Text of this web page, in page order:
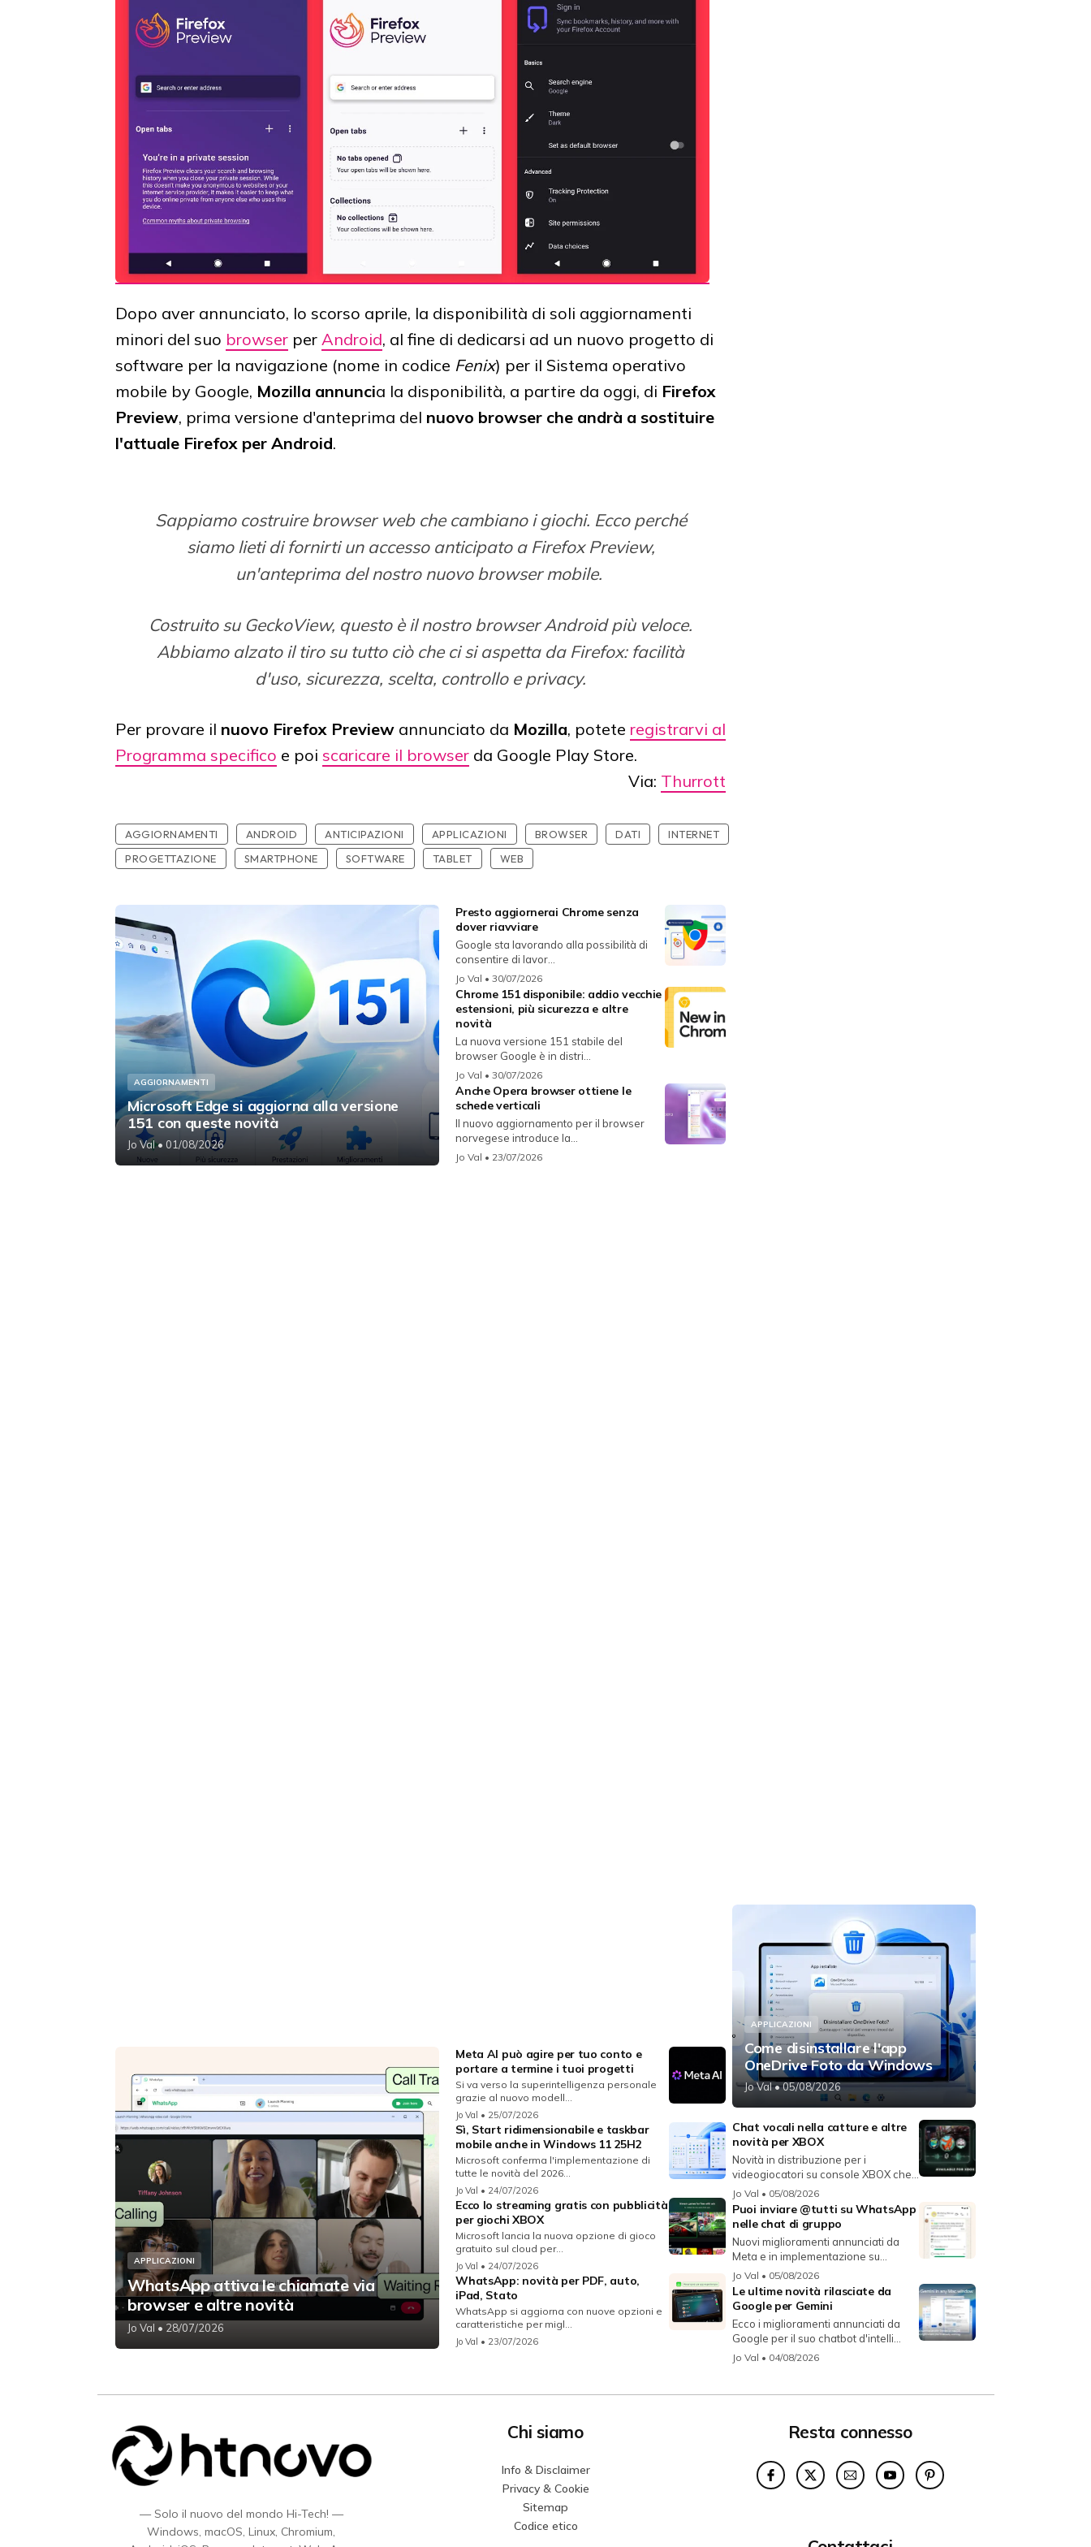
Dopo aver annunciato, lo scorso aprile, la disponibilità di soli aggiornamenti
minori del suo browser per Android, al fine di dedicarsi ad un nuovo progetto di
software per la navigazione (nome in codice Fenix) per il Sistema operativo
mobile by Google, Mozilla annuncia la disponibilità, a partire da oggi, di Firefox
Preview, prima versione d'anteprima del nuovo browser che andrà a sostituire
l'attuale Firefox per Android.
Sappiamo costruire browser web che cambiano i giochi. Ecco perché
siamo lieti di fornirti un accesso anticipato a Firefox Preview,
un'anteprima del nostro nuovo browser mobile.
Costruito su GeckoView, questo è il nostro browser Android più veloce.
Abbiamo alzato il tiro su tutto ciò che ci si aspetta da Firefox: facilità
d'uso, sicurezza, scelta, controllo e privacy.
Per provare il nuovo Firefox Preview annunciato da Mozilla, potete registrarvi al
Programma specifico e poi scaricare il browser da Google Play Store.
Via: Thurrott
AGGIORNAMENTI ANDROID ANTICIPAZIONI APPLICAZIONI BROWSER DATI
INTERNET
PROGETTAZIONE
SMARTPHONE SOFTWARE TABLET WEB
AGGIORNAMENTI
Microsoft Edge si aggiorna alla versione
151 con queste novità
Jo Val• 01/08/2026
Presto aggiornerai Chrome senza
dover riavviare
Google sta lavorando alla possibilità di
consentire di lavor...
Jo Val • 30/07/2026
Chrome 151 disponibile: addio vecchie
estensioni, più sicurezza e altre
novità
La nuova versione 151 stabile del
browser Google è in distri...
Jo Val • 30/07/2026
Anche Opera browser ottiene le
schede verticali
Il nuovo aggiornamento per il browser
norvegese introduce la...
Jo Val • 23/07/2026
APPLICAZIONI
WhatsApp attiva le chiamate via
browser e altre novità
Jo Val • 28/07/2026
Meta AI può agire per tuo conto e
portare a termine i tuoi progetti
Si va verso la superintelligenza personale
grazie al nuovo modell...
Jo Val • 25/07/2026
Sì, Start ridimensionabile e taskbar
mobile anche in Windows 11 25H2
Microsoft conferma l'implementazione di
tutte le novità del 2026...
Jo Val • 24/07/2026
Ecco lo streaming gratis con pubblicità
per giochi XBOX
Microsoft lancia la nuova opzione di gioco
gratuito sul cloud per...
Jo Val • 24/07/2026
WhatsApp: novità per PDF, auto,
iPad, Stato
WhatsApp si aggiorna con nuove opzioni e
caratteristiche per migl...
Jo Val • 23/07/2026
APPLICAZIONI
Come disinstallare l'app
OneDrive Foto da Windows
Jo Val• 05/08/2026
Chat vocali nella catture e altre
novità per XBOX
Novità in distribuzione per i
videogiocatori su console XBOX che
migli...
Jo Val • 05/08/2026
Puoi inviare @tutti su WhatsApp
nelle chat di gruppo
Nuovi miglioramenti annunciati da
Meta e in implementazione su
WhatsAp...
Jo Val • 05/08/2026
Le ultime novità rilasciate da
Google per Gemini
Ecco i miglioramenti annunciati da
Google per il suo chatbot d'intelli...
Jo Val • 04/08/2026
— Solo il nuovo del mondo Hi-Tech! —
Windows, macOS, Linux, Chromium,
Chi siamo
Info & Disclaimer
Privacy & Cookie
Sitemap
Codice etico
Resta connesso